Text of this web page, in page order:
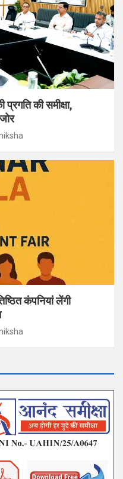
की समीक्षा,
कंपनियां लेंगी